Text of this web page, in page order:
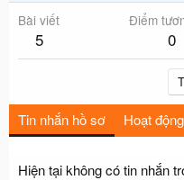
Bài viết
5
Điểm
0
Tin nhắn hồ sơ Hoạt
Hiện tại không có tin nhắn